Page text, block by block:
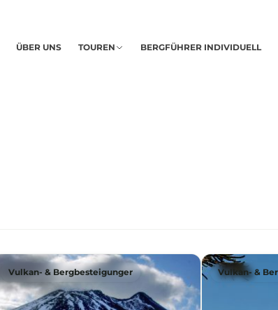
ÜBER UNS TOUREN BERGFÜHRER INDIVIDUELL
Vulkan- & Bergbesteigunger Vulkan- &